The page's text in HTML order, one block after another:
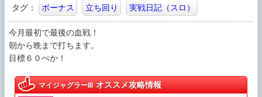
タグ： ボーナス 立ち回り 実戦日記（スロ）
今月最初で最後の血戦！
朝から晩まで打ちます。
目標６０ぺか！
マイジャグラーIII オススメ攻略情報